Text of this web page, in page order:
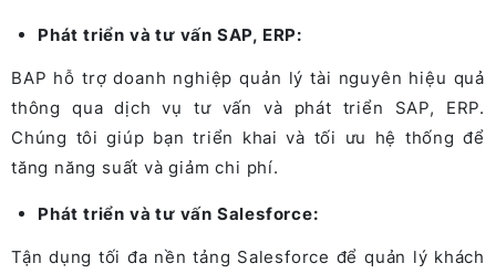
Phát triển và tư vấn SAP, ERP:
BAP hỗ trợ doanh nghiệp quản lý tài nguyên hiệu quả
thông qua dịch vụ tư vấn và phát triển SAP, ERP.
Chúng tôi giúp bạn triển khai và tối ưu hệ thống để
tăng năng suất và giảm chi phí.
Phát triển và tư vấn Salesforce:
Tận dụng tối đa nền tảng Salesforce để quản lý khách